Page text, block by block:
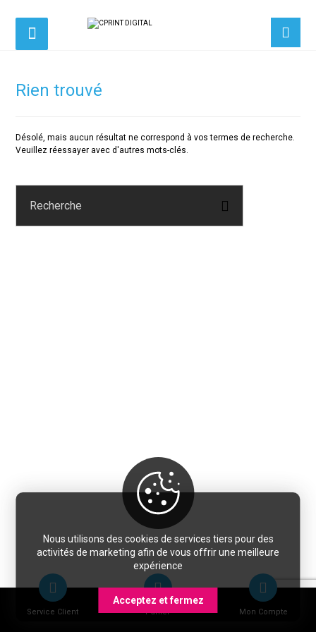
Rien trouvé
Désolé, mais aucun résultat ne correspond à vos termes de recherche.
Veuillez réessayer avec d'autres mots-clés.
Service Client Panier Mon Compte
Nous utilisons des cookies de services tiers pour des
activités de marketing afin de vous offrir une meilleure
expérience
Acceptez et fermez